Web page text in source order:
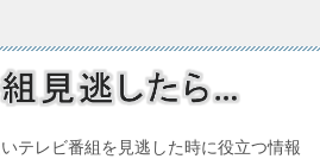
テレビ番組を見逃した時に役立つ情報